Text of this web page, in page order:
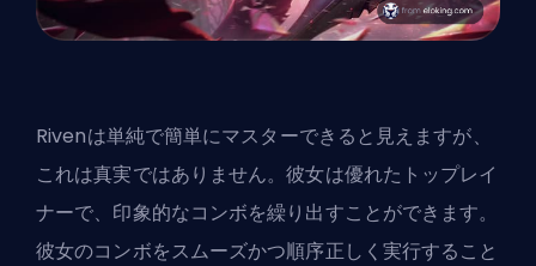
Rivenは単純で簡単にマスターできると見えますが、
これは真実ではありません。彼女は優れたトップレイ
ナーで、印象的なコンボを繰り出すことができます。
彼女のコンボをスムーズかつ順序正しく実行すること